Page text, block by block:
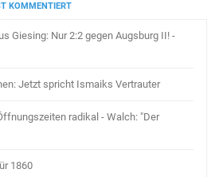
KOMMENTIERT
Giesing: Nur 2:2 gegen Augsburg II! -
Jetzt spricht Ismaiks Vertrauter
radikal - Walch: "Der
1860